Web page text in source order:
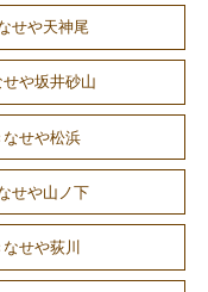
せや天神尾
や坂井砂山
せや松浜
せや山ノ下
せや荻川